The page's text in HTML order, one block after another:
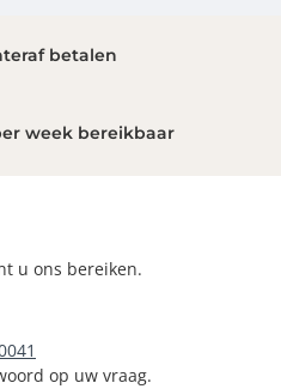
betalen
week bereikbaar
u ons bereiken.
op uw vraag.